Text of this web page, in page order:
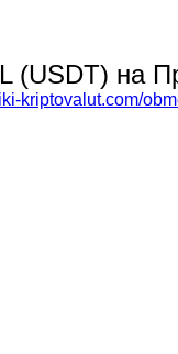
(USDT) на
kriptovalut.com/